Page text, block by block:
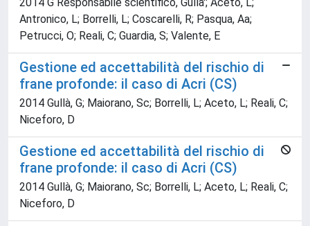
2014 G Responsabile scientifico, Gulla'; Aceto, L;
Antronico, L; Borrelli, L; Coscarelli, R; Pasqua, Aa;
Petrucci, O; Reali, C; Guardia, S; Valente, E
Gestione ed accettabilità del rischio di
frane profonde: il caso di Acri (CS)
2014 Gullà, G; Maiorano, Sc; Borrelli, L; Aceto, L; Reali, C;
Niceforo, D
Gestione ed accettabilità del rischio di
frane profonde: il caso di Acri (CS)
2014 Gullà, G; Maiorano, Sc; Borrelli, L; Aceto, L; Reali, C;
Niceforo, D